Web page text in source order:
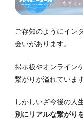
ご存知のようにイン
会いがあります。
掲示板やオンライン
繋がりが溢れています
しかしいざ今後の人
別にリアルな繋がり